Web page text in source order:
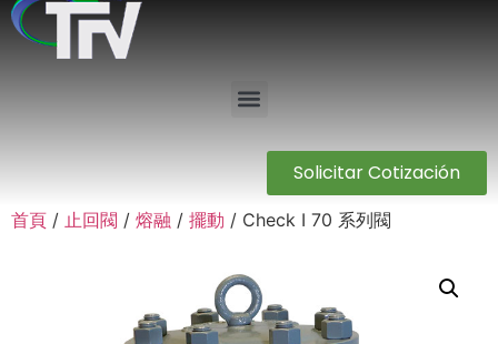
Solicitar Cotización
首頁 / 止回閥 / 熔融 / 擺動 / Check I 70 系列閥